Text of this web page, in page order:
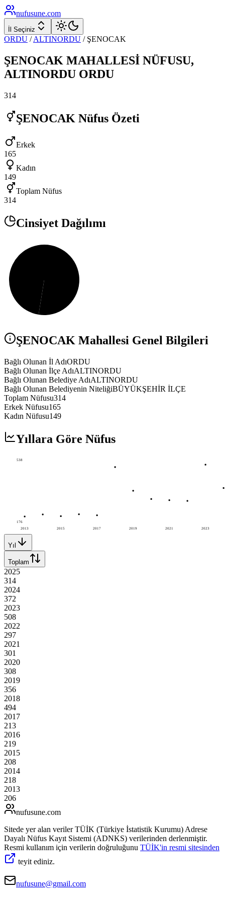
nufusune.com
İl Seçiniz
ORDU / ALTINORDU / ŞENOCAK
ŞENOCAK MAHALLESİ NÜFUSU,
ALTINORDU ORDU
314
ŞENOCAK Nüfus Özeti
Erkek
165
Kadın
149
Toplam Nüfus
314
Cinsiyet Dağılımı
ŞENOCAK Mahallesi Genel Bilgileri
Bağlı Olunan İl AdıORDU
Bağlı Olunan İlçe AdıALTINORDU
Bağlı Olunan Belediye AdıALTINORDU
Bağlı Olunan Belediyenin NiteliğiBÜYÜKŞEHİR İLÇE
Toplam Nüfusu314
Erkek Nüfusu165
Kadın Nüfusu149
Yıllara Göre Nüfus
2013 2015 2017 2019 2021 2023
538
176
Yıl
Toplam
2025
314
2024
372
2023
508
2022
297
2021
301
2020
308
2019
356
2018
494
2017
213
2016
219
2015
208
2014
218
2013
206
nufusune.com
Sitede yer alan veriler TÜİK (Türkiye İstatistik Kurumu) Adrese
Dayalı Nüfus Kayıt Sistemi (ADNKS) verilerinden derlenmiştir.
Resmi kullanım için verilerin doğruluğunu TÜİK'in resmi sitesinden
teyit ediniz.
nufusune@gmail.com